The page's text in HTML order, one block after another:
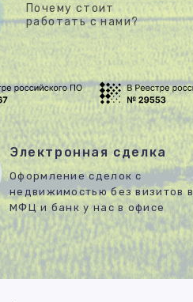
Почему стоит
работать с нами?
Электронная сделка
Оформление сделок с
недвижимостью без визитов в
МФЦ и банк у нас в офисе